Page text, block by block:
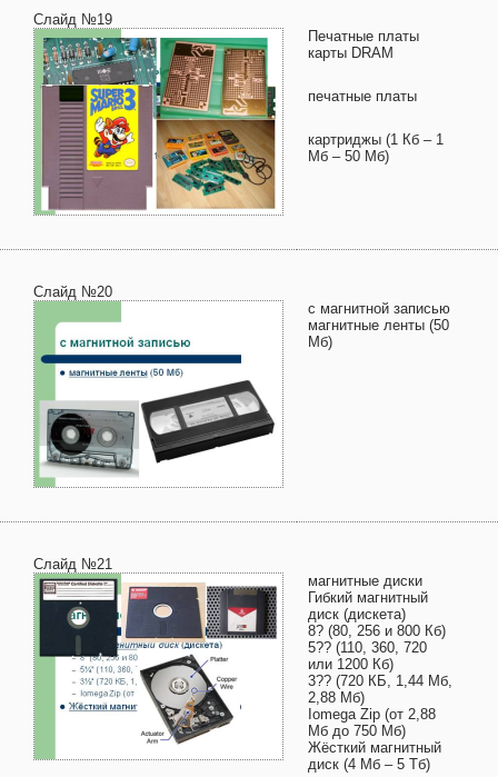
Слайд №19
Печатные платы
карты DRAM
печатные платы
картриджы (1 Кб – 1
Мб – 50 Мб)
Слайд №20
с магнитной записью
магнитные ленты (50
Мб)
Слайд №21
магнитные диски
Гибкий магнитный
диск (дискета)
8? (80, 256 и 800 Кб)
5?? (110, 360, 720
или 1200 Кб)
3?? (720 КБ, 1,44 Мб,
2,88 Мб)
Iomega Zip (от 2,88
Мб до 750 Мб)
Жёсткий магнитный
диск (4 Мб – 5 Тб)